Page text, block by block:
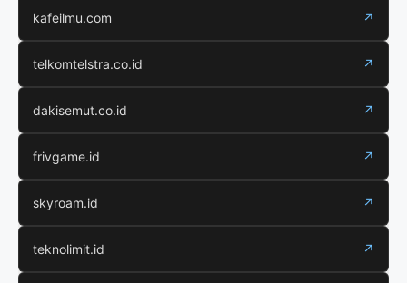
kafeilmu.com ↗
telkomtelstra.co.id ↗
dakisemut.co.id ↗
frivgame.id ↗
skyroam.id ↗
teknolimit.id ↗